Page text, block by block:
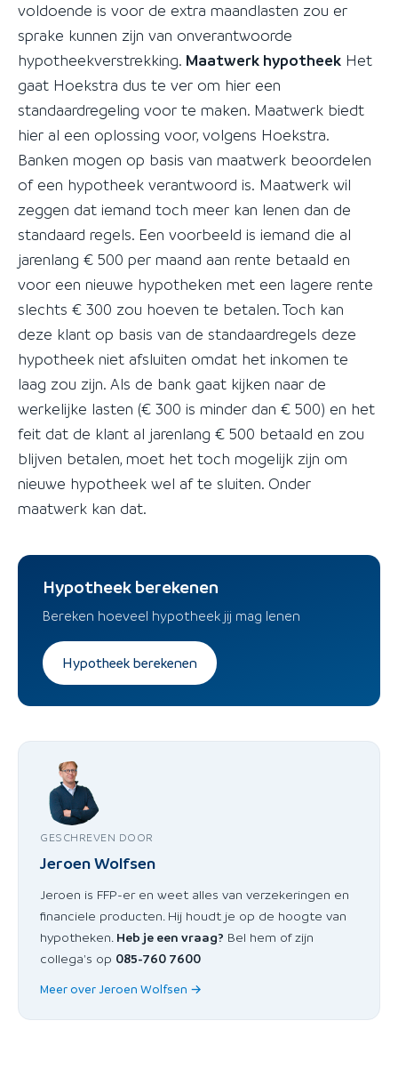
voldoende is voor de extra maandlasten zou er
sprake kunnen zijn van onverantwoorde
hypotheekverstrekking. Maatwerk hypotheek Het
gaat Hoekstra dus te ver om hier een
standaardregeling voor te maken. Maatwerk biedt
hier al een oplossing voor, volgens Hoekstra.
Banken mogen op basis van maatwerk beoordelen
of een hypotheek verantwoord is. Maatwerk wil
zeggen dat iemand toch meer kan lenen dan de
standaard regels. Een voorbeeld is iemand die al
jarenlang € 500 per maand aan rente betaald en
voor een nieuwe hypotheken met een lagere rente
slechts € 300 zou hoeven te betalen. Toch kan
deze klant op basis van de standaardregels deze
hypotheek niet afsluiten omdat het inkomen te
laag zou zijn. Als de bank gaat kijken naar de
werkelijke lasten (€ 300 is minder dan € 500) en het
feit dat de klant al jarenlang € 500 betaald en zou
blijven betalen, moet het toch mogelijk zijn om
nieuwe hypotheek wel af te sluiten. Onder
maatwerk kan dat.
Hypotheek berekenen
Bereken hoeveel hypotheek jij mag lenen
Hypotheek berekenen
GESCHREVEN DOOR
Jeroen Wolfsen
Jeroen is FFP-er en weet alles van verzekeringen en
financiele producten. Hij houdt je op de hoogte van
hypotheken. Heb je een vraag? Bel hem of zijn
collega's op 085-760 7600
Meer over Jeroen Wolfsen →